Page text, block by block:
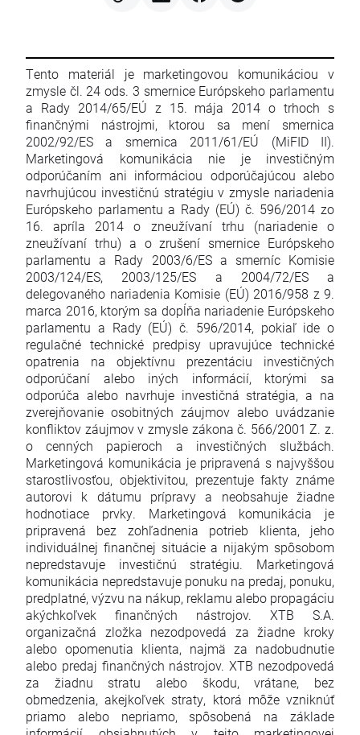
Tento materiál je marketingovou komunikáciou v
zmysle čl. 24 ods. 3 smernice Európskeho parlamentu
a Rady 2014/65/EÚ z 15. mája 2014 o trhoch s
finančnými nástrojmi, ktorou sa mení smernica
2002/92/ES a smernica 2011/61/EÚ (MiFID II).
Marketingová komunikácia nie je investičným
odporúčaním ani informáciou odporúčajúcou alebo
navrhujúcou investičnú stratégiu v zmysle nariadenia
Európskeho parlamentu a Rady (EÚ) č. 596/2014 zo
16. apríla 2014 o zneužívaní trhu (nariadenie o
zneužívaní trhu) a o zrušení smernice Európskeho
parlamentu a Rady 2003/6/ES a smerníc Komisie
2003/124/ES, 2003/125/ES a 2004/72/ES a
delegovaného nariadenia Komisie (EÚ) 2016/958 z 9.
marca 2016, ktorým sa dopĺňa nariadenie Európskeho
parlamentu a Rady (EÚ) č. 596/2014, pokiaľ ide o
regulačné technické predpisy upravujúce technické
opatrenia na objektívnu prezentáciu investičných
odporúčaní alebo iných informácií, ktorými sa
odporúča alebo navrhuje investičná stratégia, a na
zverejňovanie osobitných záujmov alebo uvádzanie
konfliktov záujmov v zmysle zákona č. 566/2001 Z. z.
o cenných papieroch a investičných službách.
Marketingová komunikácia je pripravená s najvyššou
starostlivosťou, objektivitou, prezentuje fakty známe
autorovi k dátumu prípravy a neobsahuje žiadne
hodnotiace prvky. Marketingová komunikácia je
pripravená bez zohľadnenia potrieb klienta, jeho
individuálnej finančnej situácie a nijakým spôsobom
nepredstavuje investičnú stratégiu. Marketingová
komunikácia nepredstavuje ponuku na predaj, ponuku,
predplatné, výzvu na nákup, reklamu alebo propagáciu
akýchkoľvek finančných nástrojov. XTB S.A.
organizačná zložka nezodpovedá za žiadne kroky
alebo opomenutia klienta, najmä za nadobudnutie
alebo predaj finančných nástrojov. XTB nezodpovedá
za žiadnu stratu alebo škodu, vrátane, bez
obmedzenia, akejkoľvek straty, ktorá môže vzniknúť
priamo alebo nepriamo, spôsobená na základe